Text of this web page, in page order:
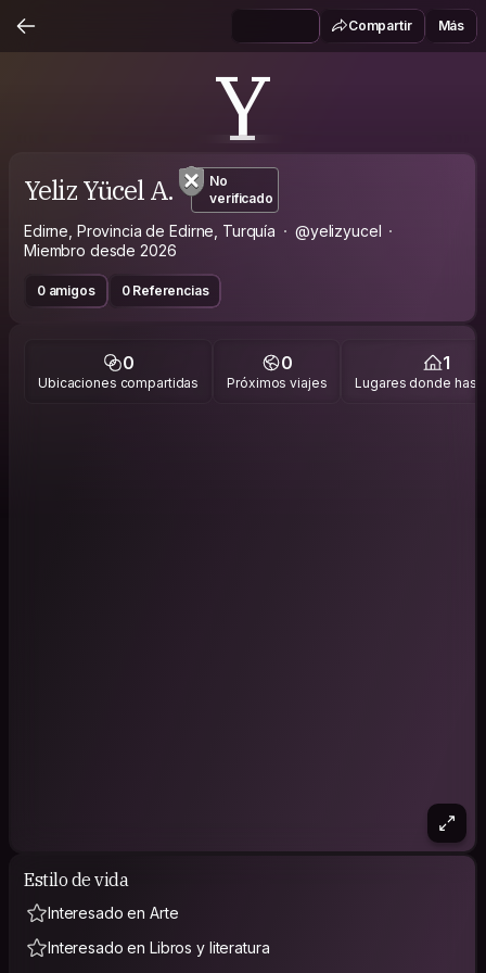
Compartir Más
Y
Yeliz Yücel A.
No
verificado
Edirne, Provincia de Edirne, Turquía
@yelizyucel
Miembro desde 2026
0 amigos 0 Referencias
0
Ubicaciones compartidas
0
Próximos viajes
1
Lugares donde has
Estilo de vida
Interesado en Arte
Interesado en Libros y literatura